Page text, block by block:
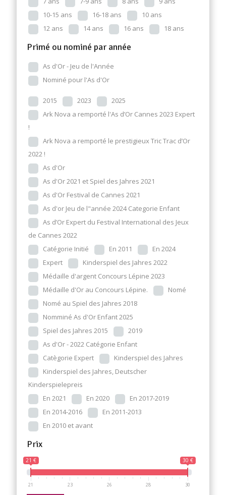
10-15 ans
16-18 ans
10 ans
12 ans
14 ans 16 ans 18 ans
Primé ou nominé par année
As d'Or - Jeu de l'Année
Nominé pour l'As d'Or
2015 2023
2025
Ark Nova a remporté l'As d’Or Cannes 2023 Expert
!
Ark Nova a remporté le prestigieux Tric Trac d’Or
2022 !
As d'Or
As d'Or 2021 et Spiel des Jahres 2021
As d'Or Festival de Cannes 2021
As d'or Jeu de l"année 2024 Categorie Enfant
As d’Or Expert du Festival International des Jeux
de Cannes 2022
Catégorie Initié
En 2011
En 2024
Expert
Kinderspiel des Jahres 2022
Médaille d'argent Concours Lépine 2023
Médaille d'Or au Concours Lépine.
Nomé
Nomé au Spiel des Jahres 2018
Nomminé As d'Or Enfant 2025
Spiel des Jahres 2015
2019
As d'Or - 2022 Catégorie Enfant
Catègorie Expert
Kinderspiel des Jahres
Kinderspiel des Jahres, Deutscher
Kinderspielepreis
En 2021
En 2020
En 2017-2019
En 2014-2016
En 2011-2013
En 2010 et avant
Prix
21 € 30 €
21 23 26 28 30